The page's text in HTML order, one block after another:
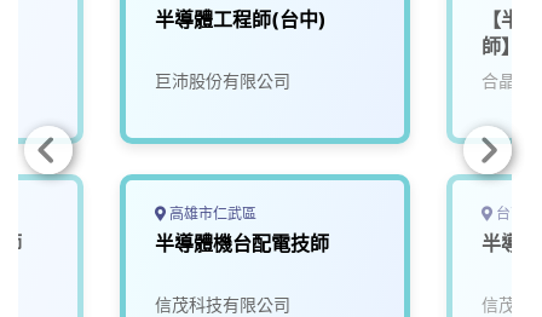
半導體工程師(台中)
巨沛股份有限公司
高雄市仁武區
半導體機台配電技師
信茂科技有限公司
【半
師】
合晶科
台南
半導
信茂科